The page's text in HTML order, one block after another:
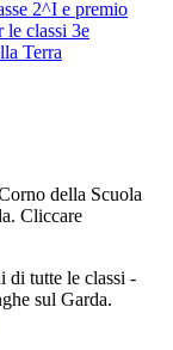
2^I e premio
classi 3e
Terra
della Scuola
Cliccare
di tutte le classi -
sul Garda.